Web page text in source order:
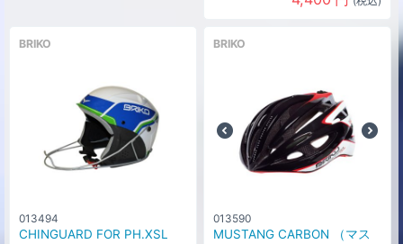
BRIKO
013494
CHINGUARD FOR PH.XSL
BRIKO
013590
MUSTANG CARBON （マス